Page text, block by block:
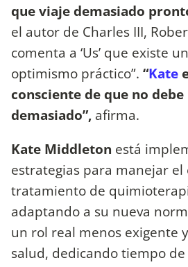
que viaje demasiado
el autor de Charles III,
comenta a ‘Us’ que existe
optimismo práctico”. “Kate
consciente de que no
demasiado”, afirma.
Kate Middleton está
estrategias para manejar el
tratamiento de
adaptando a su nueva
un rol real menos exigente
salud, dedicando tiempo de